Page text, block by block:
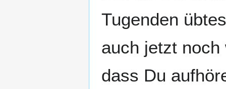
Tugenden
auch jetzt
dass Du